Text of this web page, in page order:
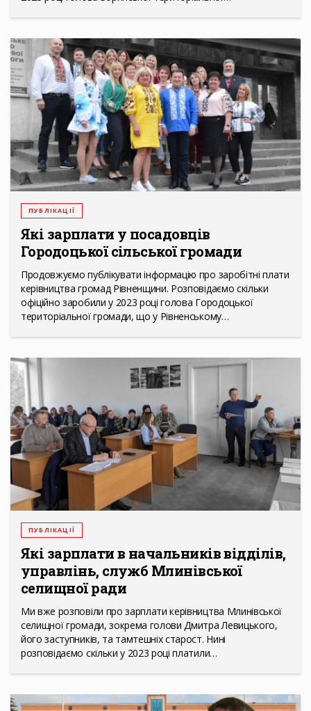
ПУБЛІКАЦІЇ
Які зарплати у посадовців
Городоцької сільської громади
Продовжуємо публікувати інформацію про заробітні плати
керівництва громад Рівненщини. Розповідаємо скільки
офіційно заробили у 2023 році голова Городоцької
територіальної громади, що у Рівненському…
ПУБЛІКАЦІЇ
Які зарплати в начальників відділів,
управлінь, служб Млинівської
селищної ради
Ми вже розповіли про зарплати керівництва Млинівської
селищної громади, зокрема голови Дмитра Левицького,
його заступників, та тамтешніх старост. Нині
розповідаємо скільки у 2023 році платили…